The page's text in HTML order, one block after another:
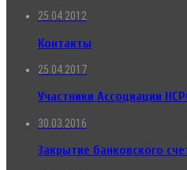
25.04.2012
Контакты
25.04.2017
Участники Ассоциации
30.03.2016
Закрытие банковского